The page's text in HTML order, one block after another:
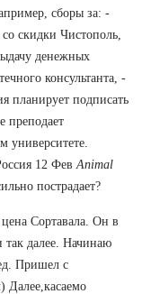
сборы за: -
скидки Чистополь,
денежных
консультанта, -
планирует подписать
преподает
университете.
12 Фев Animal
пострадает?
Сортавала. Он в
так далее. Начинаю
Пришел с
Далее,касаемо